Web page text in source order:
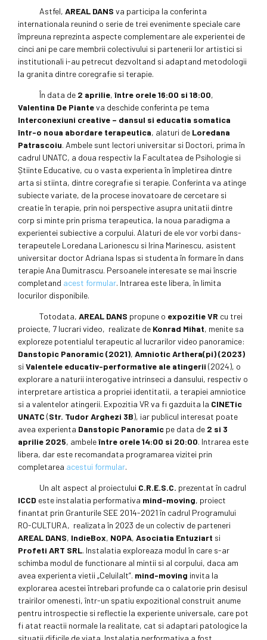
Astfel, AREAL DANS va participa la conferinta
internationala reunind o serie de trei evenimente speciale care
împreuna reprezinta aspecte complementare ale experientei de
cinci ani pe care membrii colectivului si partenerii lor artistici si
institutionali i-au petrecut dezvoltand si adaptand metodologii
la granita dintre coregrafie si terapie.
În data de 2 aprilie, între orele 16:00 si 18:00,
Valentina De Pianteva deschide conferinta pe tema
Interconexiuni creative – dansul si educatia somatica
într-o noua abordare terapeutica, alaturi de Loredana
Patrascoiu. Ambele sunt lectori universitar si Doctori, prima în
cadrul UNATC, a doua respectiv la Facultatea de Psihologie si
Știinte Educative, cu o vasta experienta în împletirea dintre
arta si stiinta, dintre coregrafie si terapie. Conferinta va atinge
subiecte variate, de la procese inovatoare de cercetare si
creatie în terapie, prin noi perspective asupra unitatii dintre
corp si minte prin prisma terapeutica, la noua paradigma a
experientei subiective a corpului. Alaturi de ele vor vorbi dans-
terapeutele Loredana Larionescu si Irina Marinescu, asistent
universitar doctor Adriana Ispas si studenta în formare în dans
terapie Ana Dumitrascu. Persoanele interesate se mai înscrie
completand acest formular. Intrarea este libera, în limita
locurilor disponibile.
Totodata, AREAL DANS propune o expozitie VR cu trei
proiecte, 7 lucrari video, realizate de Konrad Mihat, menite sa
exploreze potentialul terapeutic al lucrarilor video panoramice:
Danstopic Panoramic (2021), Amniotic Arthera(pi) (2023)
si Valentele educativ-performative ale atingerii (2024), o
explorare a naturii interogative intrinseci a dansului, respectiv o
interpretare artistica a propriei identitatii, a terapiei amniotice
si a valentelor atingerii. Expozitia VR va fi gazduita la CINETic
UNATC (Str. Tudor Arghezi 3B), iar publicul interesat poate
avea experienta Danstopic Panoramic pe data de 2 si 3
aprilie 2025, ambeleîntre orele 14:00 si 20:00. Intrarea este
libera, dar este recomandata programarea vizitei prin
completarea acestui formular.
Un alt aspect al proiectului C.R.E.S.C. prezentat în cadrul
ICCD este instalatia performativa mind-moving, proiect
finantat prin Granturile SEE 2014-2021 în cadrul Programului
RO-CULTURA, realizata în 2023 de un colectiv de parteneri
AREAL DANS, IndieBox, NOPA, Asociatia Entuziart si
Profeti ART SRL. Instalatia exploreaza modul în care s-ar
schimba modul de functionare al mintii si al corpului, daca am
avea experienta vietii „Celuilalt”. mind-moving invita la
explorarea acestei întrebari profunde ca o calatorie prin desisul
trairilor omenesti, într-un spatiu expozitional construit anume
pentru introspectie si reflectie la experiente universale, care pot
fi atat reactii normale la realitate, cat si adaptari patologice la